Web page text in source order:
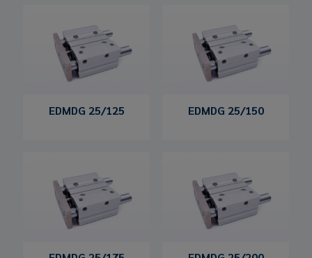
EDMDG 25/125 EDMDG 25/150